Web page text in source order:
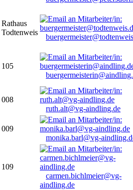
Rathaus
Todtenweis
105
008
ruth.alt@vg-aindling.de
009
monika.barl@vg-
109
carmen.bichlmeier@vg-
aindling.de